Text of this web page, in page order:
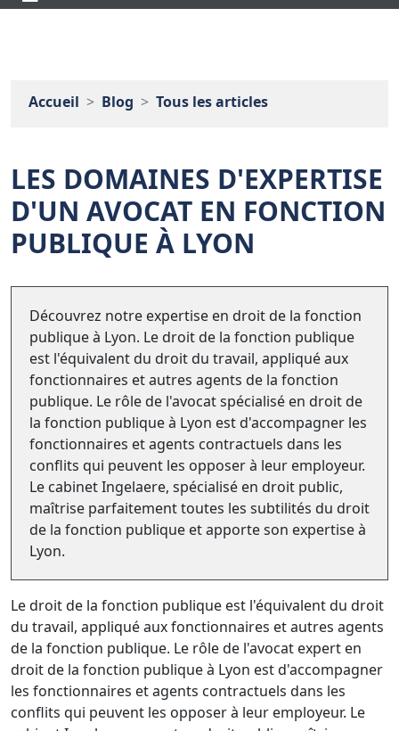
Accueil Blog Tous les articles
LES DOMAINES D'EXPERTISE
D'UN AVOCAT EN FONCTION
PUBLIQUE À LYON
Découvrez notre expertise en droit de la fonction
publique à Lyon. Le droit de la fonction publique
est l'équivalent du droit du travail, appliqué aux
fonctionnaires et autres agents de la fonction
publique. Le rôle de l'avocat spécialisé en droit de
la fonction publique à Lyon est d'accompagner les
fonctionnaires et agents contractuels dans les
conflits qui peuvent les opposer à leur employeur.
Le cabinet Ingelaere, spécialisé en droit public,
maîtrise parfaitement toutes les subtilités du droit
de la fonction publique et apporte son expertise à
Lyon.
Le droit de la fonction publique est l'équivalent du droit
du travail, appliqué aux fonctionnaires et autres agents
de la fonction publique. Le rôle de l'avocat expert en
droit de la fonction publique à Lyon est d'accompagner
les fonctionnaires et agents contractuels dans les
conflits qui peuvent les opposer à leur employeur. Le